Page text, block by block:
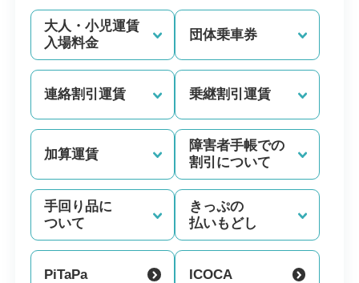
大人・小児運賃
入場料金
団体乗車券
連絡割引運賃 乗継割引運賃
加算運賃
障害者手帳での
割引について
手回り品に
ついて
きっぷの
払いもどし
PiTaPa ICOCA